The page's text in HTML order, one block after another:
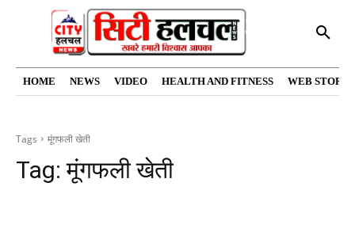
HOME NEWS VIDEO HEALTH AND FITNESS WEB
Tags मूंगफली खेती
Tag:मूंगफली खेती